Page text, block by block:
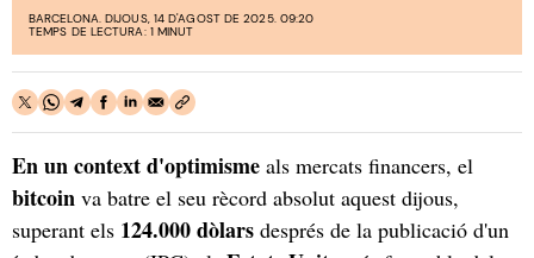
BARCELONA. DIJOUS, 14 D'AGOST DE 2025. 09:20
TEMPS DE LECTURA: 1 MINUT
En un context d'optimisme als mercats financers, el
bitcoin va batre el seu rècord absolut aquest dijous,
superant els 124.000 dòlars després de la publicació d'un